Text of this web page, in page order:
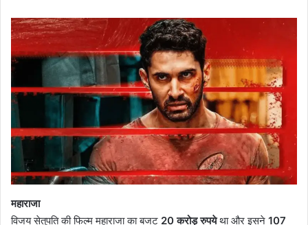
महाराजा
विजय सेतुपति की फिल्म महाराजा का बजट 20 करोड़ रुपयेथा और इसने 107